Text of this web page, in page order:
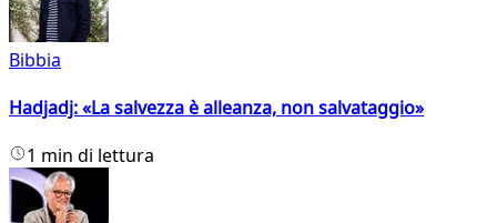
Bibbia
Hadjadj: «La salvezza è alleanza, non salvataggio»
1 min di lettura